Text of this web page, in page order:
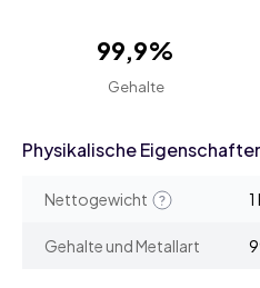
99,9%
Gehalte
Physikalische
Nettogewicht
Gehalte und Metallart